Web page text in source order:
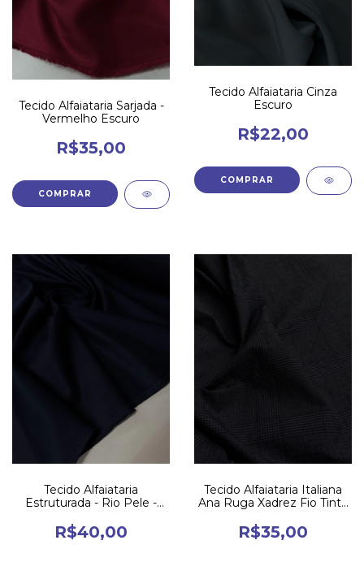
Tecido Alfaiataria Sarjada -
Vermelho Escuro
R$35,00
Tecido Alfaiataria Cinza
Escuro
R$22,00
Tecido Alfaiataria
Estruturada - Rio Pele -
R$40,00
Tecido Alfaiataria Italiana
Ana Ruga Xadrez Fio Tinto
R$35,00